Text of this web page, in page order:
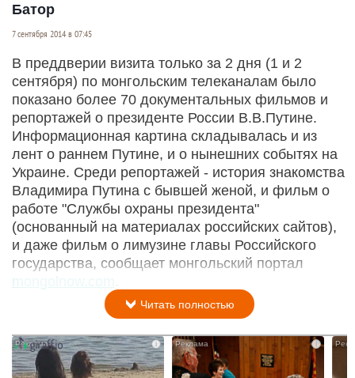
Батор
7 сентября 2014 в 07:45
В преддверии визита только за 2 дня (1 и 2
сентября) по монгольским телеканалам было
показано более 70 документальных фильмов и
репортажей о президенте России В.В.Путине.
Информационная картина складывалась и из
лент о раннем Путине, и о нынешних событях на
Украине. Среди репортажей - история знакомства
Владимира Путина с бывшей женой, и фильм о
работе "Службы охраны президента"
(основанный на материалах российских сайтов),
и даже фильм о лимузине главы Российского
государства, сообщает монгольский портал
mongolnow.com
Читать полностью
i